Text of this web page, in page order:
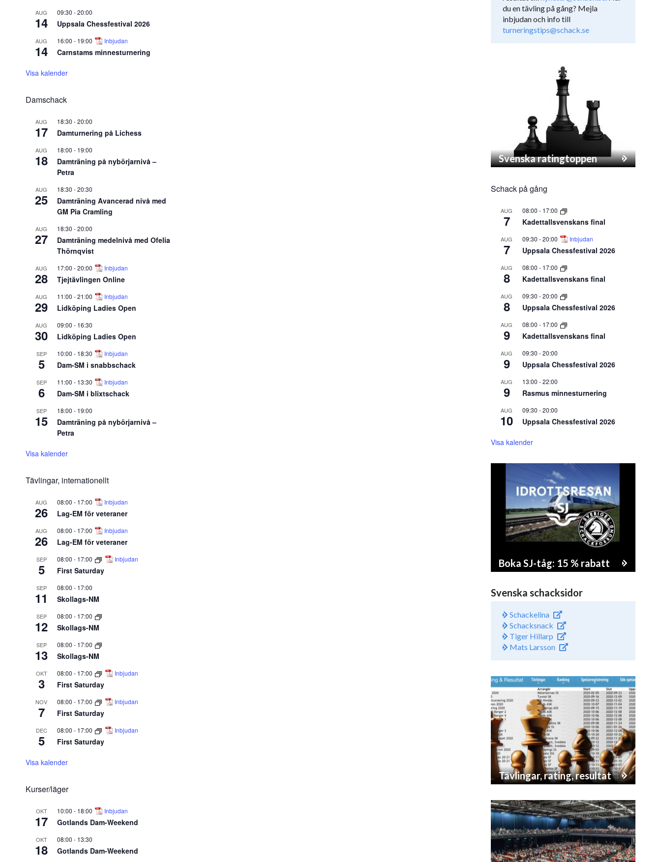
AUG
14
09:30 -20:00
Uppsala Chessfestival 2026
AUG
14
16:00 - 19:00 Inbjudan
Carnstams minnesturnering
Visa kalender
Damschack
AUG
17
18:30 -20:00
Damturnering på Lichess
AUG
18
18:00 - 19:00
Damträning på nybörjarnivå –
Petra
AUG
25
18:30 -20:30
Damträning Avancerad nivå med
GM Pia Cramling
AUG
27
18:30 -20:00
Damträning medelnivå med Ofelia
Thörnqvist
AUG
28
17:00 -20:00 Inbjudan
Tjejtävlingen Online
AUG
29
11:00 -21:00 Inbjudan
Lidköping Ladies Open
AUG
30
09:00 - 16:30
Lidköping Ladies Open
SEP
5
10:00 - 18:30 Inbjudan
Dam-SM i snabbschack
SEP
6
11:00 - 13:30 Inbjudan
Dam-SM i blixtschack
SEP
15
18:00 - 19:00
Damträning på nybörjarnivå –
Petra
Visa kalender
Tävlingar, internationellt
AUG
26
08:00 - 17:00 Inbjudan
Lag-EM för veteraner
AUG
26
08:00 - 17:00 Inbjudan
Lag-EM för veteraner
SEP
5
08:00 - 17:00 Inbjudan
First Saturday
SEP
11
08:00 - 17:00
Skollags-NM
SEP
12
08:00 - 17:00
Skollags-NM
SEP
13
08:00 - 17:00
Skollags-NM
OKT
3
08:00 - 17:00 Inbjudan
First Saturday
NOV
7
08:00 - 17:00 Inbjudan
First Saturday
DEC
5
08:00 - 17:00 Inbjudan
First Saturday
Visa kalender
Kurser/läger
OKT
17
10:00 - 18:00 Inbjudan
Gotlands Dam-Weekend
OKT
18
08:00 - 13:30
Gotlands Dam-Weekend
du en tävling på gång? Mejla
inbjudan och info till
turneringstips@schack.se
Svenska ratingtoppen
Schack på gång
AUG
7
08:00 - 17:00
Kadettallsvenskans final
AUG
7
09:30 -20:00 Inbjudan
Uppsala Chessfestival 2026
AUG
8
08:00 - 17:00
Kadettallsvenskans final
AUG
8
09:30 -20:00
Uppsala Chessfestival 2026
AUG
9
08:00 - 17:00
Kadettallsvenskans final
AUG
9
09:30 -20:00
Uppsala Chessfestival 2026
AUG
9
13:00 -22:00
Rasmus minnesturnering
AUG
10
09:30 -20:00
Uppsala Chessfestival 2026
Visa kalender
Boka SJ-tåg: 15 % rabatt
Svenska schacksidor
Schackelina
Schacksnack
Tiger Hillarp
Mats Larsson
Tävlingar, rating, resultat